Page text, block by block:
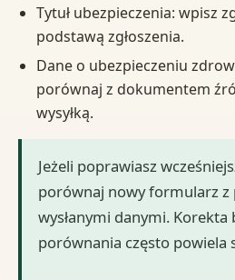
Tytuł ubezpieczenia: wpisz
podstawą zgłoszenia.
Dane o ubezpieczeniu
porównaj z dokumentem
wysyłką.
Jeżeli poprawiasz
porównaj nowy formularz z
wysłanymi danymi. Korekta
porównania często powiela